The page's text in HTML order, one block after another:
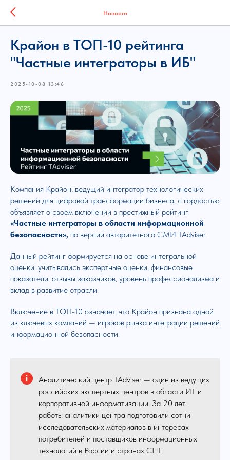
Новости
Крайон в ТОП-10 рейтинга
"Частные интеграторы в ИБ"
2025-10-08 13:46
Компания Крайон, ведущий интегратор технологических
решений для цифровой трансформации бизнеса, с гордостью
объявляет о своем включении в престижный рейтинг
«Частные интеграторы в области информационной
безопасности», по версии авторитетного СМИ TAdviser.
Данный рейтинг формируется на основе интегральной
оценки: учитывались экспертные оценки, финансовые
показатели, отзывы заказчиков, уровень профессионализма и
вклад в развитие отрасли.
Включение в ТОП-10 означает, что Крайон признана одной
из ключевых компаний — игроков рынка интеграции решений
информационной безопасности.
Аналитический центр TAdviser — один из ведущих
российских экспертных центров в области ИТ и
корпоративной информатизации. За 20 лет
работы аналитики центра подготовили сотни
исследовательских материалов в интересах
потребителей и поставщиков информационных
технологий в России и странах СНГ.